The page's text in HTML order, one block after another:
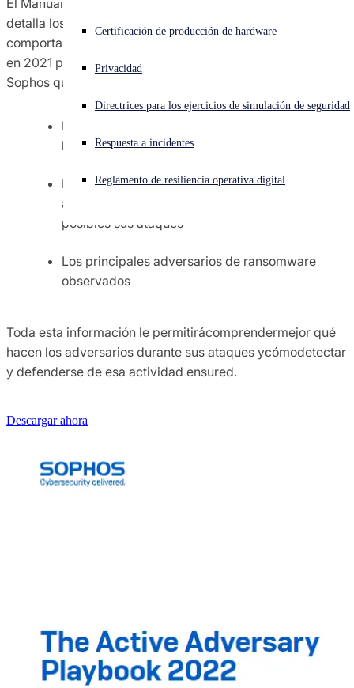
¿Está sufriendo un ciberataque? Obtenga ayuda ahora mismo
Iniciar sesión
Open search
Open language switcher
Certificación de producción de hardware
Privacidad
Directrices para los ejercicios de simulación de seguridad
Respuesta a incidentes
Reglamento de resiliencia operativa digital
detalla los principales adversarios, herramientas y
comportamientos de ataque observados en casos reales
en 2021 por los gestores de respuesta a incidentes de
Sophos que trabajan en primera línea. Aprenderá:
La anatomía de los ataques activos incluyendo
las causas raíz y los principales tipos de ataque
Los conjuntos de herramientas que los
adversarios han estado utilizando para hacer
posibles sus ataques
Los principales adversarios de ransomware
observados
Toda esta información le permitirácomprendermejor qué
hacen los adversarios durante sus ataques ycómodetectar
y defenderse de esa actividad ensured.
Descargar ahora